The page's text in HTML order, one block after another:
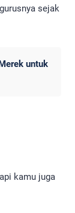
sejak
untuk
kamu juga